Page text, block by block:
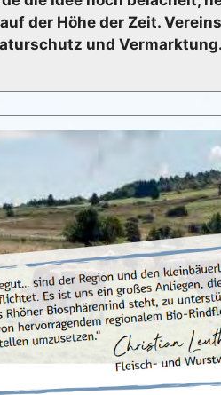
der Höhe der Zeit.
und Vermarktung.